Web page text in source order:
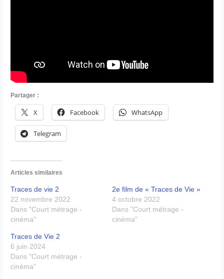
Partager :
X Facebook WhatsApp
Telegram
Articles similaires
Traces de vie 2
22 novembre 2022
Dans "Court métrage -
cinéma"
2e film de « Traces de Vie »
4 octobre 2022
Dans "Court métrage -
cinéma"
Traces de Vie 2
6 juin 2024
Dans "Court métrage -
cinéma"